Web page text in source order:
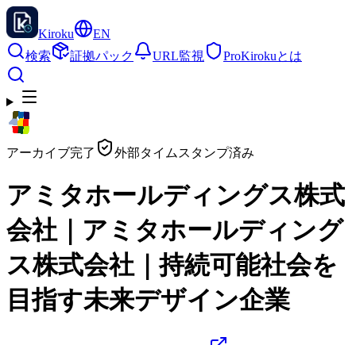
Kiroku
EN
検索
証拠パック URL監視 ProKirokuとは
アーカイブ完了 外部タイムスタンプ済み
アミタホールディングス株式
会社｜アミタホールディング
ス株式会社｜持続可能社会を
目指す未来デザイン企業